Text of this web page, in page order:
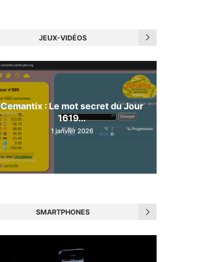
JEUX-VIDÉOS
Cemantix : Le mot secret du Jour
1619...
1 janvier 2026
SMARTPHONES